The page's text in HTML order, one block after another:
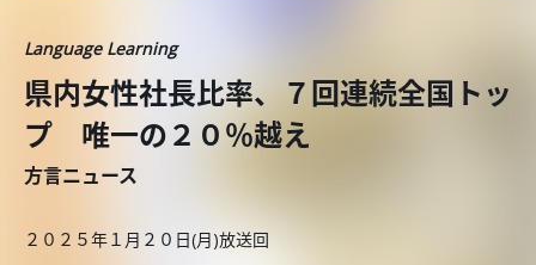
Language Learning
県内女性社長比率、７回連続全国トッ
プ 唯一の２０％越え
方言ニュース
２０２５年１月２０日(月)放送回